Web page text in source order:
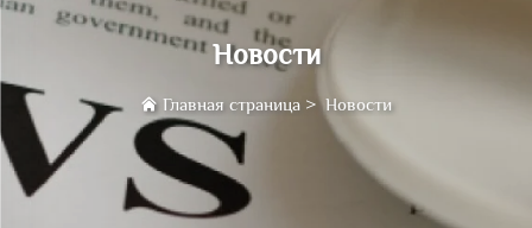
Новости
Главная страница >Новости